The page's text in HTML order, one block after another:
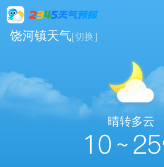
饶河镇天气[切换]
晴转多云
10 ~ 25